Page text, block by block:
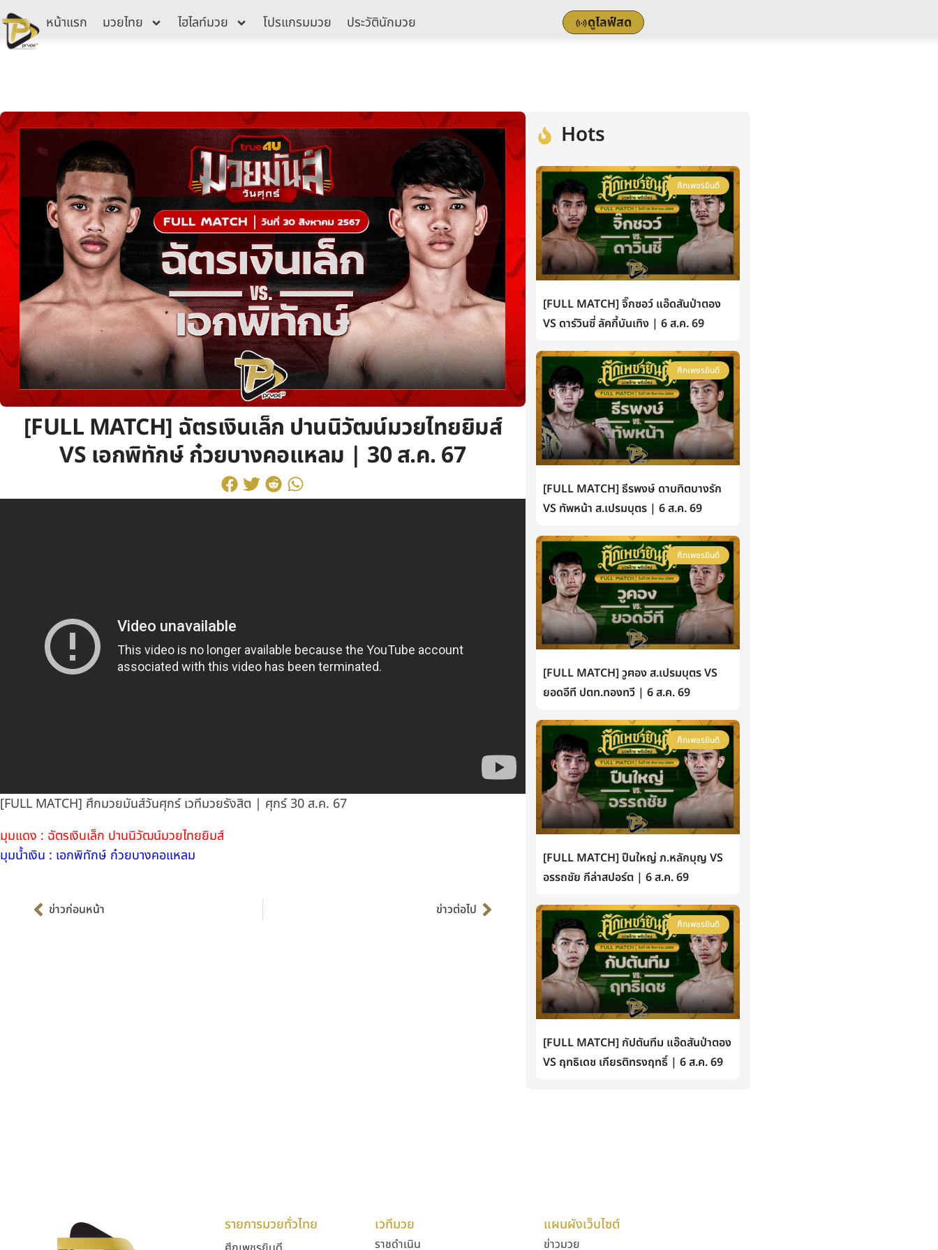
Skip
to
content
หน้าแรก มวยไทย ไฮไลท์มวย โปรแกรมมวย ประวัตินักมวย ดูไลฟ์สด
[FULL MATCH] ฉัตรเงินเล็ก ปานนิวัฒน์มวยไทยยิมส์
VS เอกพิทักษ์ ก๋วยบางคอแหลม | 30 ส.ค. 67
[FULL MATCH] ศึกมวยมันส์วันศุกร์ เวทีมวยรังสิต | ศุกร์ 30 ส.ค. 67
มุมแดง : ฉัตรเงินเล็ก ปานนิวัฒน์มวยไทยยิมส์
มุมน้ำเงิน : เอกพิทักษ์ ก๋วยบางคอแหลม
ข่าวก่อนหน้า ข่าวต่อไป
Hots
ศึกเพชรยินดี
[FULL MATCH] จิ๊กซอว์ แอ๊ดสันป่าตอง
VS ดาร์วินซี่ ลัคกี้บันเทิง | 6 ส.ค. 69
ศึกเพชรยินดี
[FULL MATCH] ธีรพงษ์ ดาบทิตบางรัก
VS ทัพหน้า ส.เปรมบุตร | 6 ส.ค. 69
ศึกเพชรยินดี
[FULL MATCH] วูฅอง ส.เปรมบุตร VS
ยอดอีที ปตท.ทองทวี | 6 ส.ค. 69
ศึกเพชรยินดี
[FULL MATCH] ปืนใหญ่ ภ.หลักบุญ VS
อรรถชัย กีล่าสปอร์ต | 6 ส.ค. 69
ศึกเพชรยินดี
[FULL MATCH] กัปตันทีม แอ๊ดสันป่าตอง
VS ฤทธิเดช เกียรติทรงฤทธิ์ | 6 ส.ค. 69
รายการมวยทั่วไทย เวทีมวย
ราชดำเนิน
แผนผังเว็บไซต์
ข่าวมวย